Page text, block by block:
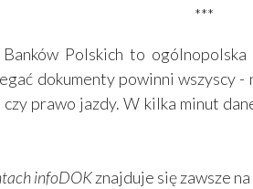
***
Polskich to
dokumenty powinni
prawo jazdy. W kilka minut
infoDOKznajduje się zawsze